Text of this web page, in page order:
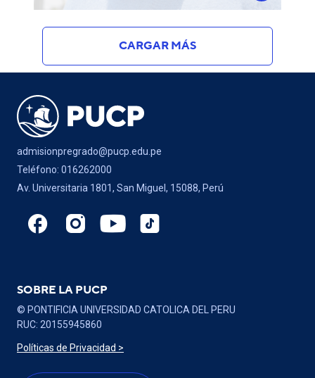
CARGAR MÁS
admisionpregrado@pucp.edu.pe
Teléfono: 016262000
Av. Universitaria 1801, San Miguel, 15088, Perú
SOBRE LA PUCP
© PONTIFICIA UNIVERSIDAD CATOLICA DEL PERU
RUC: 20155945860
Políticas de Privacidad >